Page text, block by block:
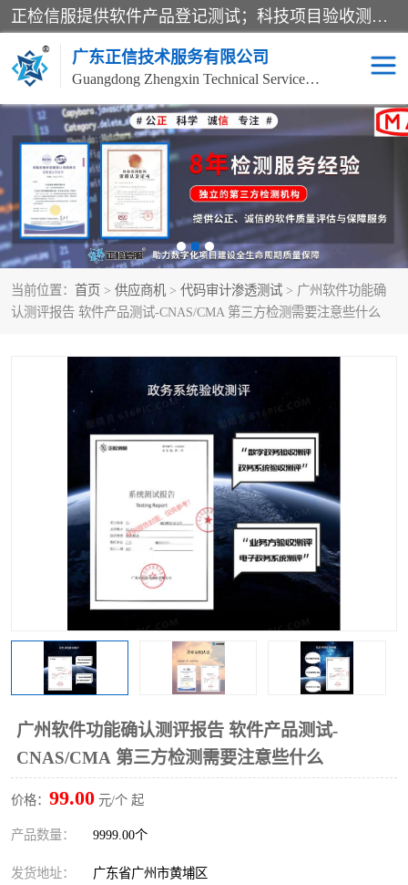
正检信服提供软件产品登记测试；科技项目验收测试；产品确认测试；功能测试；性能测试；安全测试；代码审计测试；漏洞扫描测试；渗透测试；风险评估测试；信息安全等级保护测评；双软认定；实验室建设质量体系建设；软件着作权、软件评测等服务。
广东正信技术服务有限公司
Guangdong Zhengxin Technical Service Co., Ltd
当前位置： 首页 > 供应商机 > 代码审计渗透测试 > 广州软件功能确
认测评报告 软件产品测试-CNAS/CMA 第三方检测需要注意些什么
广州软件功能确认测评报告 软件产品测试-
CNAS/CMA 第三方检测需要注意些什么
价格： 99.00 元/个 起
产品数量： 9999.00个
发货地址： 广东省广州市黄埔区
电子政务验收测评 数字信息化验收测评
应用软件系统测试 信息系统漏洞扫描
科技成果鉴定测试 软件产品登记测试
信息安全风险评估 系统性能效率测试